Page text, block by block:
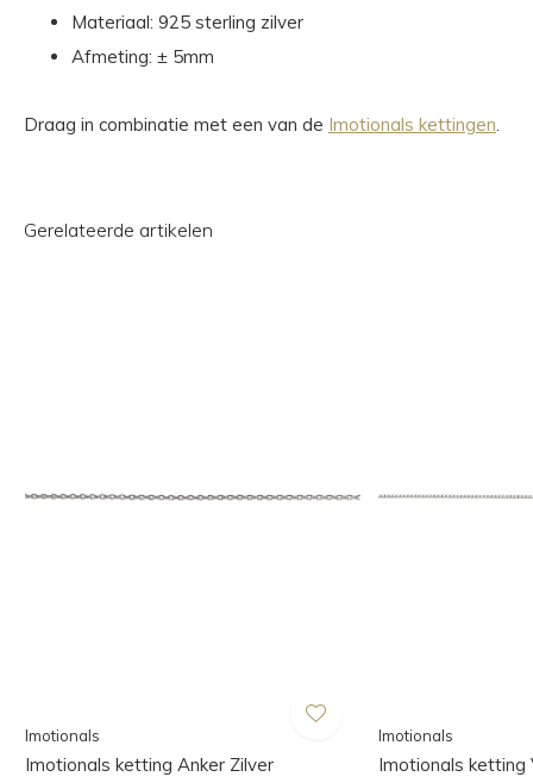
Materiaal: 925 sterling zilver
Afmeting: ± 5mm
Draag in combinatie met een van de Imotionals kettingen
Gerelateerde artikelen
Imotionals
Imotionals ketting Anker Zilver
Imotionals
Imotionals ketting